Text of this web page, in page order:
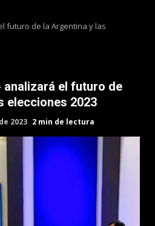
futuro de la Argentina y las
analizará el futuro de
elecciones 2023
2023 2 min de lectura